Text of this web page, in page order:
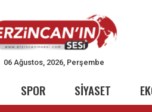
06 Ağustos, 2026, Perşembe
SPOR SİYASET